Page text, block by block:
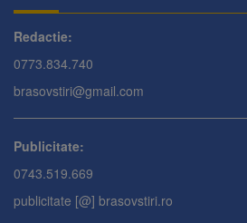
Redactie:
0773.834.740
brasovstiri@gmail.com
Publicitate:
0743.519.669
publicitate [@] brasovstiri.ro